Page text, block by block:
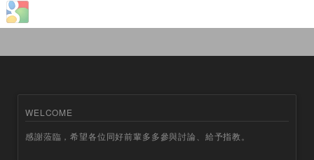
Login with Google
WELCOME
感謝蒞臨，希望各位同好前輩多多參與討論、給予指教。